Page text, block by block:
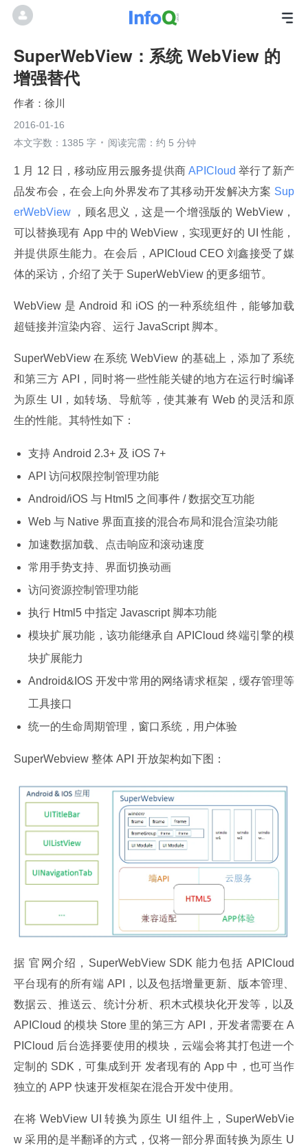
SuperWebView：系统 WebView 的
增强替代
徐川
2016-01-16
本文字数：1385 字
阅读完需：约 5 分钟
1 月 12 日，移动应用云服务提供商 APICloud 举行了新产
品发布会，在会上向外界发布了其移动开发解决方案 Sup
erWebView
，顾名思义，这是一个增强版的 WebView，
可以替换现有 App 中的 WebView，实现更好的 UI 性能，
并提供原生能力。在会后，APICloud CEO 刘鑫接受了媒
体的采访，介绍了关于 SuperWebView 的更多细节。
WebView 是 Android 和 iOS 的一种系统组件，能够加载
超链接并渲染内容、运行 JavaScript 脚本。
SuperWebView 在系统 WebView 的基础上，添加了系统
和第三方 API，同时将一些性能关键的地方在运行时编译
为原生 UI，如转场、导航等，使其兼有 Web 的灵活和原
生的性能。其特性如下：
支持 Android 2.3+ 及 iOS 7+
API 访问权限控制管理功能
Android/iOS 与 Html5 之间事件 / 数据交互功能
Web 与 Native 界面直接的混合布局和混合渲染功能
加速数据加载、点击响应和滚动速度
常用手势支持、界面切换动画
访问资源控制管理功能
执行 Html5 中指定 Javascript 脚本功能
模块扩展功能，该功能继承自 APICloud 终端引擎的模
块扩展能力
Android&IOS 开发中常用的网络请求框架，缓存管理等
工具接口
统一的生命周期管理，窗口系统，用户体验
SuperWebview 整体 API 开放架构如下图：
据 官网介绍，SuperWebView SDK 能力包括 APICloud
平台现有的所有端 API，以及包括增量更新、版本管理、
数据云、推送云、统计分析、积木式模块化开发等，以及
APICloud 的模块 Store 里的第三方 API，开发者需要在 A
PICloud 后台选择要使用的模块，云端会将其打包进一个
定制的 SDK，可集成到开 发者现有的 App 中，也可当作
独立的 APP 快速开发框架在混合开发中使用。
在将 WebView UI 转换为原生 UI 组件上，SuperWebVie
w 采用的是半翻译的方式，仅将一部分界面转换为原生 U